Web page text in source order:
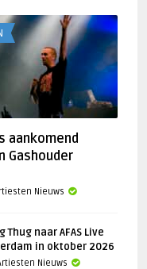
aankomend
Gashouder
Nieuws
Thug naar AFAS Live
in oktober 2026
Nieuws